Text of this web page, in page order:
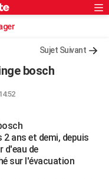
Sujet Suivant
bosch
ans et demi, depuis
d'eau de
sur l'évacuation